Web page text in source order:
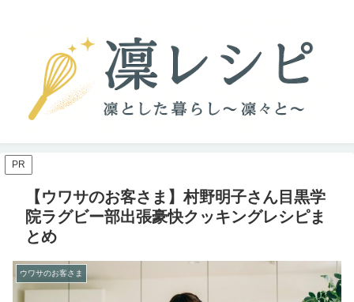
PR
【ウワサのお客さま】村野明子さん目黒学
院ラグビー部出張豪快クッキングレシピま
とめ
ウワサのお客さま